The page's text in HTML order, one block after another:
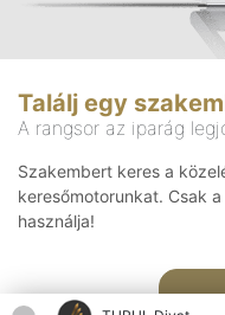
Találj egy
A rangsor az iparág
Szakembert keres a
keresőmotorunkat. Csak
használja!